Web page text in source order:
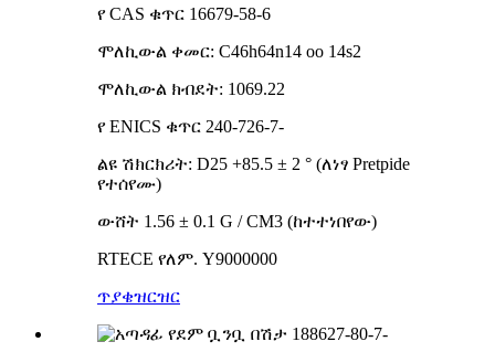
የ CAS ቁጥር 16679-58-6
ሞለኪውል ቀመር: C46h64n14 oo 14s2
ሞለኪውል ክብደት: 1069.22
የ ENICS ቁጥር 240-726-7-
ልዩ ሽክርክሪት: D25 +85.5 ± 2 ° (ለነፃ Pretpide
የተሰየሙ)
ውሸት 1.56 ± 0.1 G / CM3 (ከተተነበየው)
RTECE የለም. Y9000000
ጥያቄዝርዝር